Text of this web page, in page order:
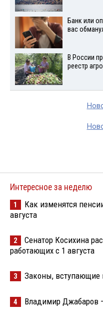
Банк или
вас
В России
реестр
Интересное за неделю
1
Как изменятся
августа
2
Сенатор Косихина
работающих с 1 августа
3 Законы, вступающие
4 Владимир Джабаров